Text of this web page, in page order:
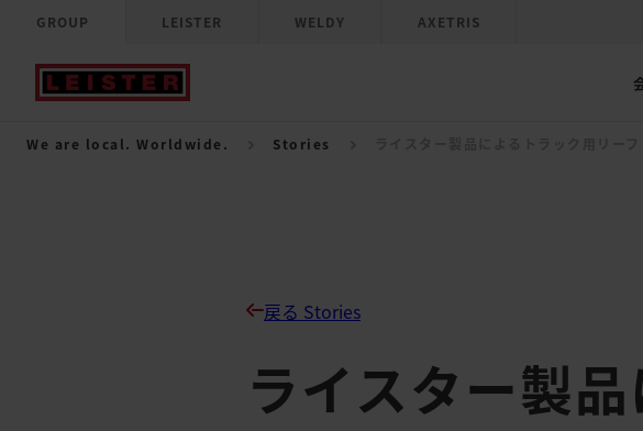
GROUP LEISTER WELDY AXETRIS
We are local. Worldwide. Stories
戻る Stories
ライスター製